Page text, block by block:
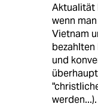
Aktualität
wenn
Vietnam
und
werden...).